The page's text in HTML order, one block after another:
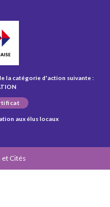
la catégorie d'action suivante :
aux élus locaux
Cités